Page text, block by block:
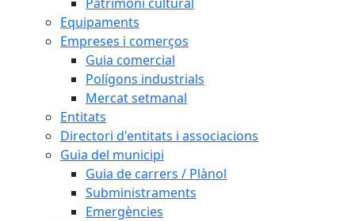
Equipaments
Empreses i comerços
Guia comercial
Polígons industrials
Mercat setmanal
Entitats
Directori d'entitats i associacions
Guia del municipi
Guia de carrers / Plànol
Subministraments
Emergències